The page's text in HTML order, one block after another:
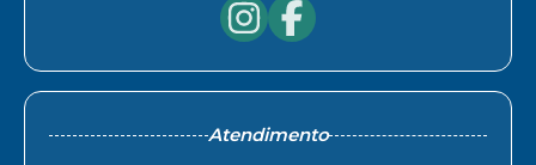
Atendimento